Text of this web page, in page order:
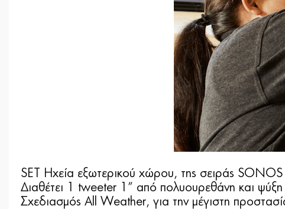
SET Ηχεία εξωτερικού χώρου, της σειράς
Διαθέτει 1 tweeter 1” από πολυουρεθάνη και
Σχεδιασμός All Weather, για την μέγιστη